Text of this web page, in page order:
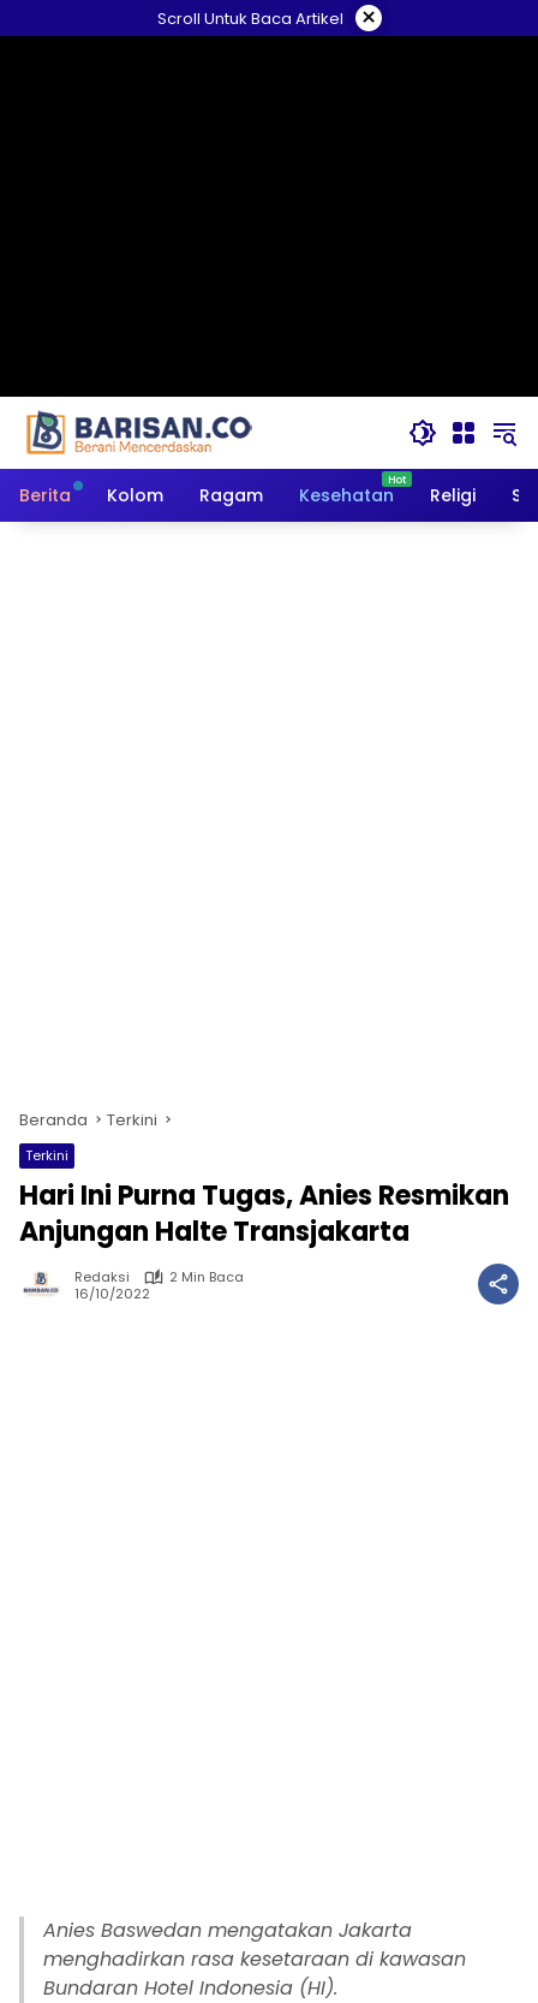
ke
Scroll Untuk Baca Artikel ×
Berita Kolom Ragam Kesehatan Religi
Beranda Terkini
Terkini
Hari Ini Purna Tugas, Anies Resmikan
Anjungan Halte Transjakarta
Redaksi
2 Min Baca
16/10/2022
Anies Baswedan mengatakan Jakarta
menghadirkan rasa kesetaraan di kawasan
Bundaran Hotel Indonesia (HI).